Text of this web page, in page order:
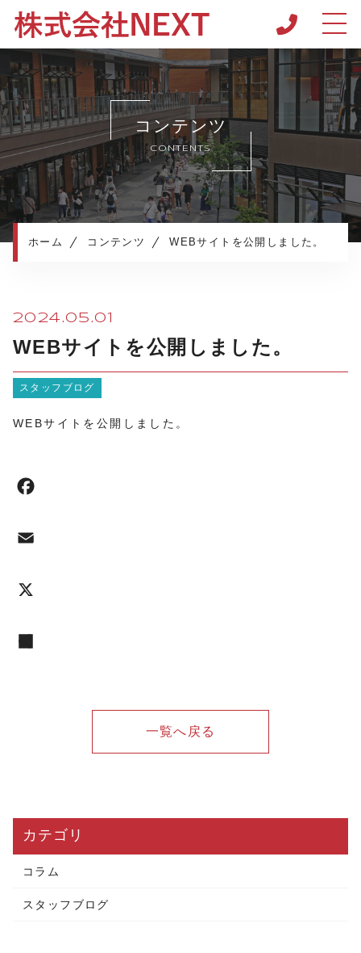
ホーム
当社について
施工メニュー
施工実績
お知らせ
コンテンツ
コンテンツ
CONTENTS
ホーム コンテンツ WEBサイトを公開しました。
2024.05.01
WEBサイトを公開しました。
スタッフブログ
WEBサイトを公開しました。
一覧へ戻る
カテゴリ
コラム
スタッフブログ